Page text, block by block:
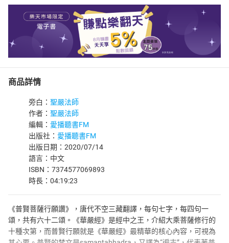
商品詳情
旁白： 聖嚴法師
作者： 聖嚴法師
編輯： 愛播聽書FM
出版社： 愛播聽書FM
出版日期：2020/07/14
語言：中文
ISBN：7374577069893
時長：04:19:23
《普賢菩薩行願讚》，唐代不空三藏翻譯，每句七字，每四句一
頌，共有六十二頌。《華嚴經》是經中之王，介紹大乘菩薩修行的
十種次第，而普賢行願就是《華嚴經》最精華的核心內容，可視為